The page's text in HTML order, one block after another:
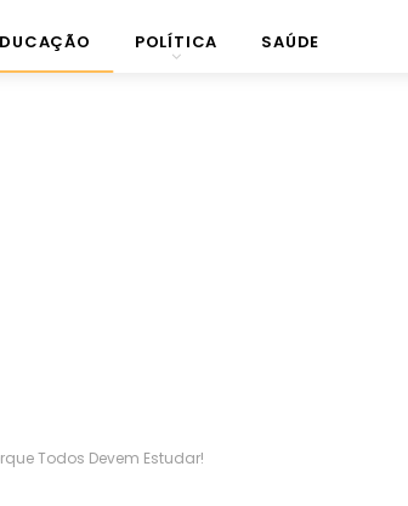
POLÍTICA SAÚDE
Todos Devem Estudar!